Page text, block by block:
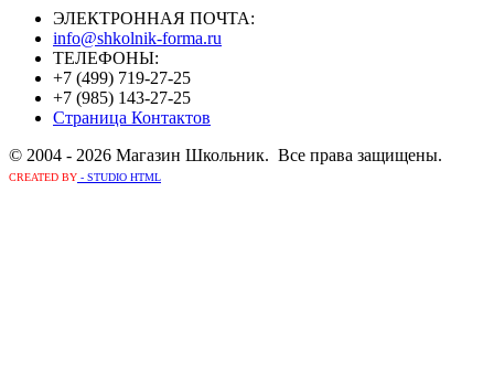
ЭЛЕКТРОННАЯ ПОЧТА:
info@shkolnik-forma.ru
ТЕЛЕФОНЫ:
+7 (499) 719-27-25
+7 (985) 143-27-25
Страница Контактов
© 2004 - 2026 Магазин Школьник. Все права защищены.
CREATED BY - STUDIO HTML